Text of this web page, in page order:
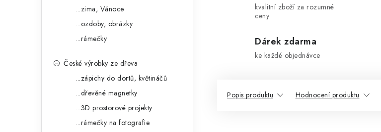
...zima, Vánoce
...ozdoby, obrázky
...rámečky
České výrobky ze dřeva
...zápichy do dortů, květináčů
...dřevěné magnetky
...3D prostorové projekty
...rámečky na fotografie
kvalitní zboží za rozumné
ceny
Dárek zdarma
ke každé objednávce
Popis produktu Hodnocení produktu